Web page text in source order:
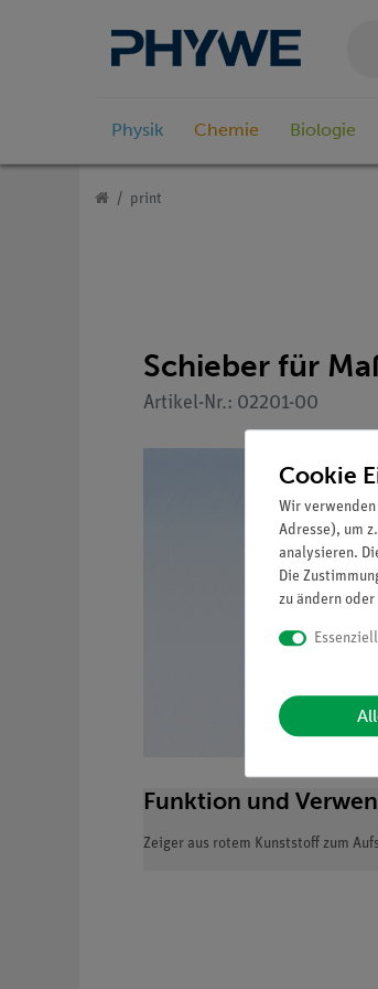
Physik Chemie Biologie
print
Schieber für
Artikel-Nr.: 02201-00
Funktion und
Zeiger aus rotem Kunststoff zum
Cookie
Wir
Adresse), um
analysieren.
Die
zu ändern
Essenziell